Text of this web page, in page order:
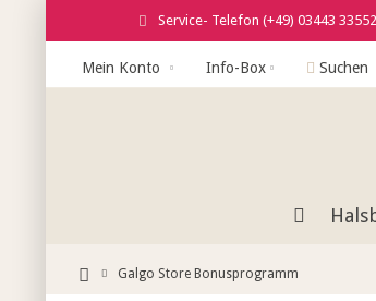
Service- Telefon (+49) 03443
Mein Konto Info-Box Suchen
Galgo Store Bonusprogramm